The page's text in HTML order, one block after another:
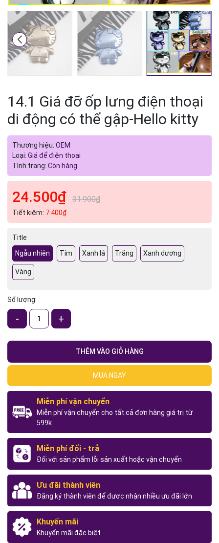
14.1 Giá đỡ ốp lưng điện thoại
di động có thể gập-Hello kitty
Thương hiệu: OEM
Loại: Giá để điện thoại
Tình trạng: Còn hàng
24.500₫ 31.900₫
Tiết kiệm: 7.400₫
Title
Ngẫu nhiên
Tím Xanh lá Trắng Xanh dương
Vàng
Số lượng:
- +
THÊM VÀO GIỎ HÀNG
MUA NGAY
Miễn phí vận chuyển
Miễn phí vận chuyển cho tất cả đơn hàng giá trị từ
599k
Miễn phí đổi - trả
Đối với sản phẩm lỗi sản xuất hoặc vận chuyển
Ưu đãi thành viên
Đăng ký thành viên để được nhận nhiều ưu đãi lớn
Khuyến mãi
Khuyến mãi đặc biệt